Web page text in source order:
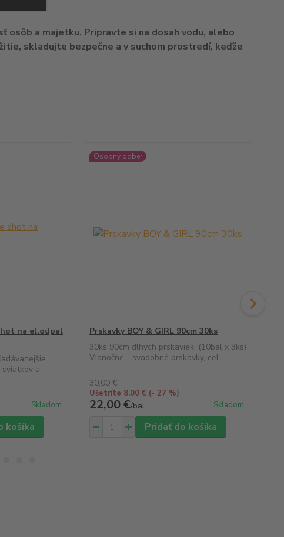
osôb a majetku. Pripravte si na dosah vodu, alebo
skladujte bezpečne a v suchom prostredí, keďže
na el.odpal
a
Skladom
košíka
Osobný odber
Prskavky BOY & GIRL 90cm 30ks
30ks 90cm dlhých prskaviek. (10bal x 3ks)
Vianočné - svadobné prskavky, cel...
30,00 €
Ušetríte 8,00 € (- 27 %)
22,00 €/bal Skladom
Pridať do košíka